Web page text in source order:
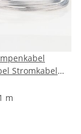
Stromkabel
2-
LiVz6YYw
m